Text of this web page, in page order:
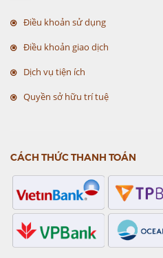
Điều khoản sử dụng
Điều khoản giao dịch
Dịch vụ tiện ích
Quyền sở hữu trí tuệ
CÁCH THỨC THANH TOÁN